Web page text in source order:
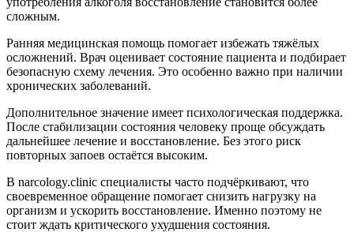
сложным.
Ранняя медицинская помощь помогает избежать тяжёлых
осложнений. Врач оценивает состояние пациента и подбирает
безопасную схему лечения. Это особенно важно при наличии
хронических заболеваний.
Дополнительное значение имеет психологическая поддержка.
После стабилизации состояния человеку проще обсуждать
дальнейшее лечение и восстановление. Без этого риск
повторных запоев остаётся высоким.
В narcology.clinic специалисты часто подчёркивают, что
своевременное обращение помогает снизить нагрузку на
организм и ускорить восстановление. Именно поэтому не
стоит ждать критического ухудшения состояния.